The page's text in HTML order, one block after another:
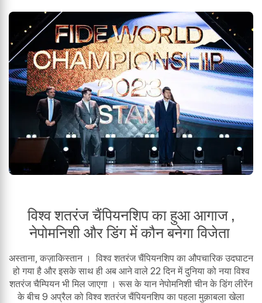
विश्व शतरंज चैंपियनशिप का हुआ आगाज ,
नेपोमनिशी और डिंग में कौन बनेगा विजेता
अस्ताना, कज़ाकिस्तान । विश्व शतरंज चैंपियनशिप का औपचारिक उदघाटन
हो गया है और इसके साथ ही अब आने वाले 22 दिन में दुनिया को नया विश्व
शतरंज चैम्पियन भी मिल जाएगा । रूस के यान नेपोमनिशी चीन के डिंग लीरेंन
के बीच 9 अप्रैल को विश्व शतरंज चैंपियनशिप का पहला मुक़ाबला खेला